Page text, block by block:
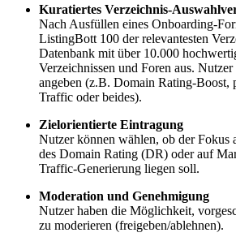
Kuratiertes Verzeichnis-
Nach Ausfüllen eines Onboarding-
ListingBott 100 der relevantesten
Datenbank mit über 10.000
Verzeichnissen und Foren aus.
angeben (z.B. Domain Rating-Boost,
Traffic oder beides).
Zielorientierte Eintragung
Nutzer können wählen, ob der Fokus
des Domain Rating (DR) oder auf
Traffic-Generierung liegen soll.
Moderation und Genehmigung
Nutzer haben die Möglichkeit,
zu moderieren (freigeben/ablehnen).